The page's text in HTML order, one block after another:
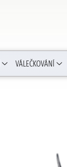
VÁLEČKOVÁNÍ